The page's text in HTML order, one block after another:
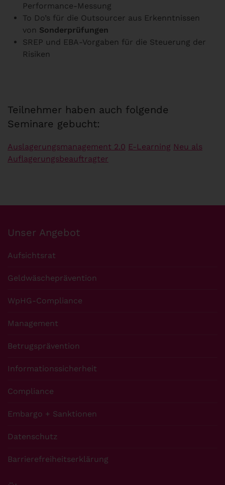
Performance-Messung
To Do’s für die Outsourcer aus Erkenntnissen
von Sonderprüfungen
SREP und EBA-Vorgaben für die Steuerung der
Risiken
Teilnehmer haben auch folgende
Seminare gebucht:
Auslagerungsmanagement 2.0 E-Learning Neu als
Auflagerungsbeauftragter
Unser Angebot
Aufsichtsrat
Geldwäscheprävention
WpHG-Compliance
Management
Betrugsprävention
Informationssicherheit
Compliance
Embargo + Sanktionen
Datenschutz
Barrierefreiheitserklärung